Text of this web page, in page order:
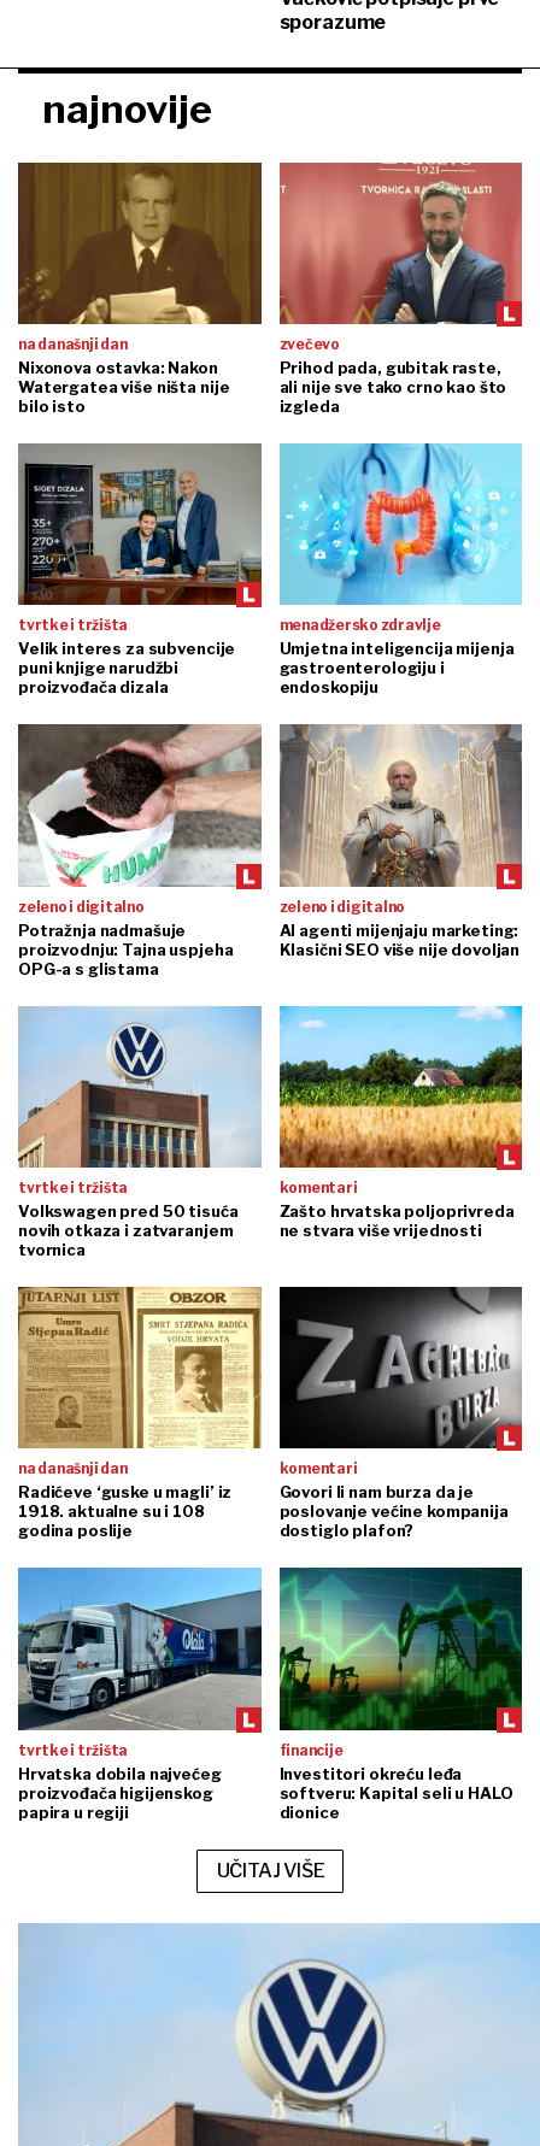
sporazume
najnovije
na današnji dan
Nixonova ostavka: Nakon
Watergatea više ništa nije
bilo isto
zvečevo
Prihod pada, gubitak raste,
ali nije sve tako crno kao što
izgleda
tvrtke i tržišta
Velik interes za subvencije
puni knjige narudžbi
proizvođača dizala
menadžersko zdravlje
Umjetna inteligencija mijenja
gastroenterologiju i
endoskopiju
zeleno i digitalno
Potražnja nadmašuje
proizvodnju: Tajna uspjeha
OPG-a s glistama
zeleno i digitalno
AI agenti mijenjaju marketing:
Klasični SEO više nije dovoljan
tvrtke i tržišta
Volkswagen pred 50 tisuća
novih otkaza i zatvaranjem
tvornica
komentari
Zašto hrvatska poljoprivreda
ne stvara više vrijednosti
na današnji dan
Radićeve ‘guske u magli’ iz
1918. aktualne su i 108
godina poslije
komentari
Govori li nam burza da je
poslovanje većine kompanija
dostiglo plafon?
tvrtke i tržišta
Hrvatska dobila najvećeg
proizvođača higijenskog
papira u regiji
financije
Investitori okreću leđa
softveru: Kapital seli u HALO
dionice
UČITAJ VIŠE